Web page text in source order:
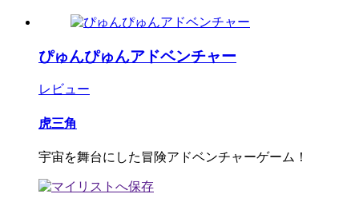
ぴゅんぴゅんアドベンチャー
レビュー
虎三角
宇宙を舞台にした冒険アドベンチャーゲーム！